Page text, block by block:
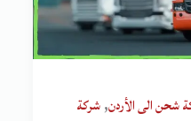
شحن الى الأردن,شركة